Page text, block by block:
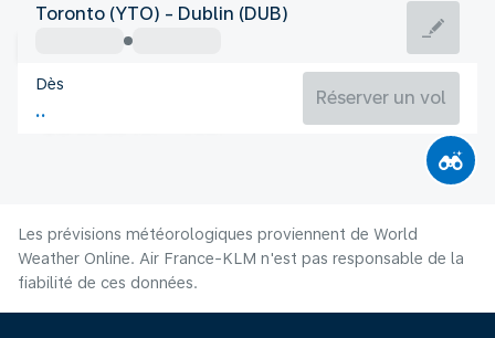
Irlande
Dublin
Irlande
Durée du vol
Toronto (YTO) - Dublin (DUB)
Dès
Réserver un vol
Les prévisions météorologiques proviennent de World
Weather Online. Air France-KLM n'est pas responsable de la
fiabilité de ces données.